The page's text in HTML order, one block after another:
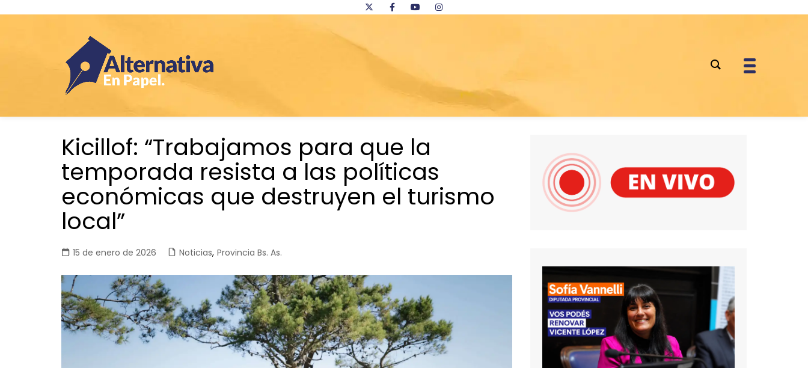
Kicillof: “Trabajamos para que la
temporada resista a las políticas
económicas que destruyen el turismo
local”
15 de enero de 2026 Noticias, Provincia Bs. As.